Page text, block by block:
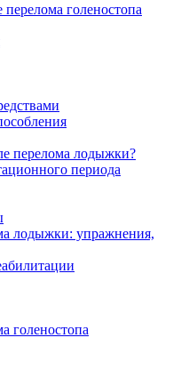
голеностопа
перелома лодыжки?
периода
лодыжки: упражнения,
голеностопа